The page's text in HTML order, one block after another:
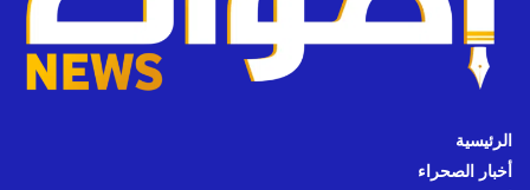
الرئيسية
أخبار الصحراء